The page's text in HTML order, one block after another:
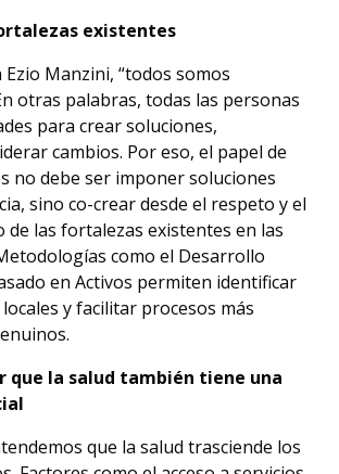
existentes
Manzini, “todos somos
otras palabras, todas las personas
para crear soluciones,
cambios. Por eso, el papel de
no debe ser imponer soluciones
sino co-crear desde el respeto y el
de las fortalezas existentes en las
como el Desarrollo
en Activos permiten identificar
y facilitar procesos más
que la salud también tiene una
que la salud trasciende los